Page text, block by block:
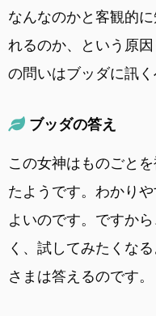
なんなのかと客観的
れるのか、という原
の問いはブッダに訊く
ブッダの答え
この女神はものごと
たようです。わかり
よいのです。ですか
く、試してみたくな
さまは答えるのです。